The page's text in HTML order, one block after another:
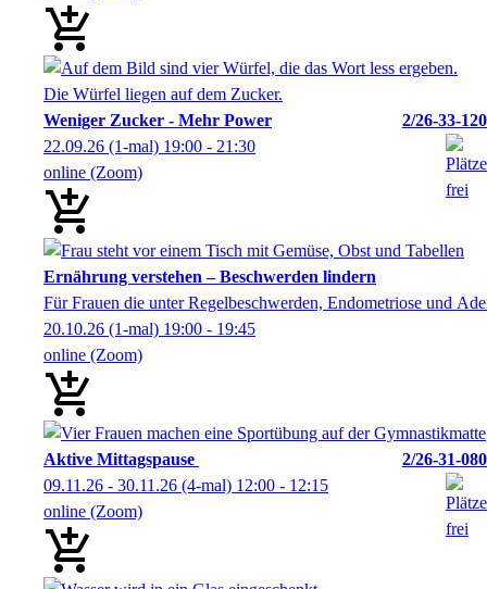
Weniger Zucker - Mehr Power
2/26-33-120
22.09.26 (1-mal) 19:00 - 21:30
online (Zoom)
Ernährung verstehen – Beschwerden lindern
Für Frauen die unter Regelbeschwerden, Endometriose und
20.10.26 (1-mal) 19:00 - 19:45
online (Zoom)
Aktive Mittagspause
2/26-31-080
09.11.26 - 30.11.26 (4-mal) 12:00 - 12:15
online (Zoom)